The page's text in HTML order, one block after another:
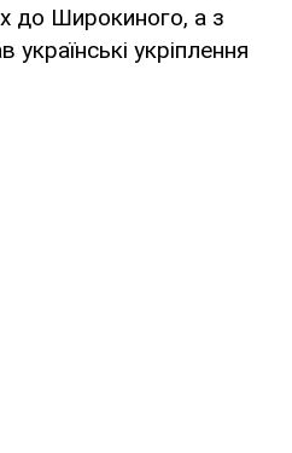
до Широкиного, а з
українські укріплення